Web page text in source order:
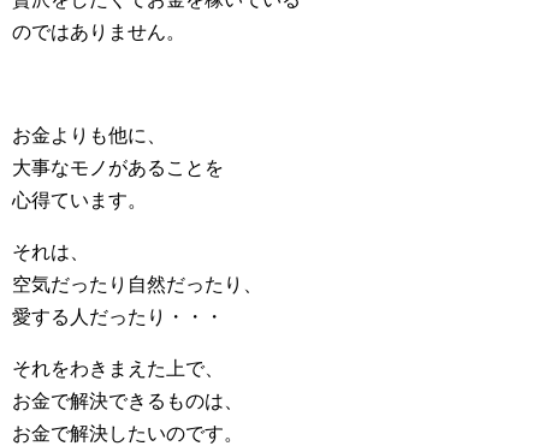
のではありません。
お金よりも他に、
大事なモノがあることを
心得ています。
それは、
空気だったり自然だったり、
愛する人だったり・・・
それをわきまえた上で、
お金で解決できるものは、
お金で解決したいのです。